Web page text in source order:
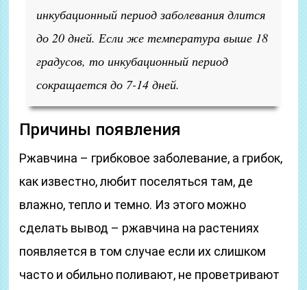
инкубационный период заболевания длится
до 20 дней. Если же температура выше 18
градусов, то инкубационный период
сокращается до 7-14 дней.
Причины появления
Ржавчина – грибковое заболевание, а грибок,
как известно, любит поселяться там, де
влажно, тепло и темно. Из этого можно
сделать вывод – ржавчина на растениях
появляется в том случае если их слишком
часто и обильно поливают, не проветривают